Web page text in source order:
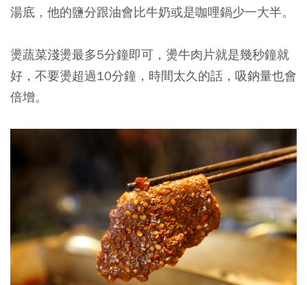
湯底，他的鹽分跟油會比牛奶或是咖哩鍋少一大半。
燙蔬菜淺燙最多5分鐘即可，燙牛肉片就是幾秒鐘就
好，不要燙超過10分鐘，時間太久的話，吸鈉量也會
倍增。